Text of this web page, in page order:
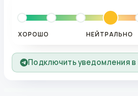
ХОРОШО НЕЙТРАЛЬНО
Подключить уведомления